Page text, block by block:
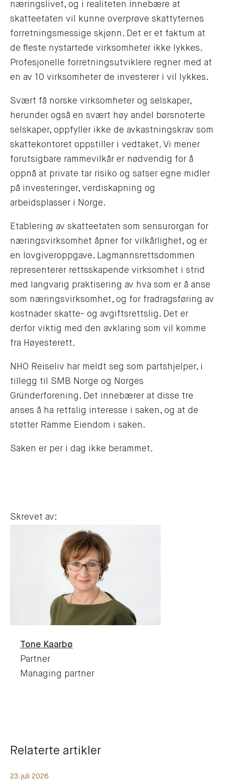
næringslivet, og i realiteten innebære at
skatteetaten vil kunne overprøve skattyternes
forretningsmessige skjønn. Det er et faktum at
de fleste nystartede virksomheter ikke lykkes.
Profesjonelle forretningsutviklere regner med at
en av 10 virksomheter de investerer i vil lykkes.
Svært få norske virksomheter og selskaper,
herunder også en svært høy andel børsnoterte
selskaper, oppfyller ikke de avkastningskrav som
skattekontoret oppstiller i vedtaket. Vi mener
forutsigbare rammevilkår er nødvendig for å
oppnå at private tar risiko og satser egne midler
på investeringer, verdiskapning og
arbeidsplasser i Norge.
Etablering av skatteetaten som sensurorgan for
næringsvirksomhet åpner for vilkårlighet, og er
en lovgiveroppgave. Lagmannsrettsdommen
representerer rettsskapende virksomhet i strid
med langvarig praktisering av hva som er å anse
som næringsvirksomhet, og for fradragsføring av
kostnader skatte- og avgiftsrettslig. Det er
derfor viktig med den avklaring som vil komme
fra Høyesterett.
NHO Reiseliv har meldt seg som partshjelper, i
tillegg til SMB Norge og Norges
Gründerforening. Det innebærer at disse tre
anses å ha rettslig interesse i saken, og at de
støtter Ramme Eiendom i saken.
Saken er per i dag ikke berammet.
Skrevet av:
Tone Kaarbø
Partner
Managing partner
Relaterte artikler
23. juli 2026